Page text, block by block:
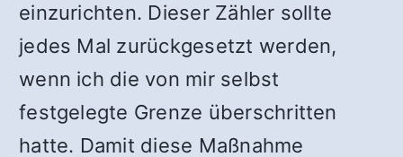
einzurichten. Dieser Zähler sollte
jedes Mal zurückgesetzt werden,
wenn ich die von mir selbst
festgelegte Grenze überschritten
hatte. Damit diese Maßnahme